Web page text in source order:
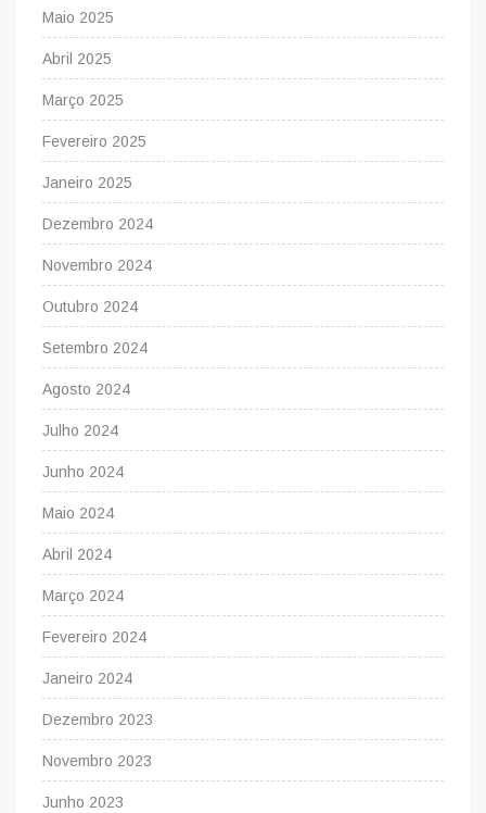
Maio 2025
Abril 2025
Março 2025
Fevereiro 2025
Janeiro 2025
Dezembro 2024
Novembro 2024
Outubro 2024
Setembro 2024
Agosto 2024
Julho 2024
Junho 2024
Maio 2024
Abril 2024
Março 2024
Fevereiro 2024
Janeiro 2024
Dezembro 2023
Novembro 2023
Junho 2023